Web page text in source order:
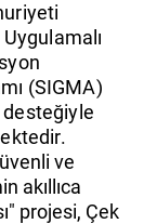
(SIGMA)
desteğiyle
ve
akıllıca
projesi, Çek